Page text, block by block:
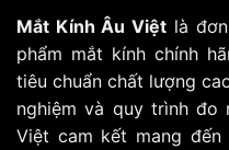
Mắt Kính Âu Việt là
phẩm mắt kính chính
tiêu chuẩn chất lượng
nghiệm và quy trình đo
Việt cam kết mang